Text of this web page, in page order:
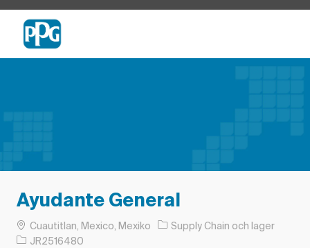
Ayudante General
PlatsCuautitlan, Mexico, Mexiko Kategori
Supply Chain och lager
Jobb-ID
JR2516480